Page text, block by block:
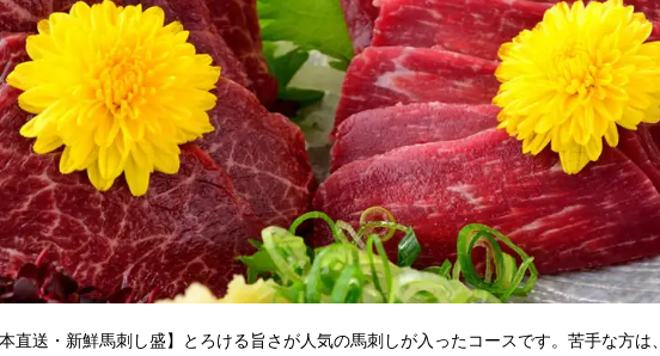
本直送・新鮮馬刺し盛】とろける旨さが人気の馬刺しが入ったコースです。苦手な方は、